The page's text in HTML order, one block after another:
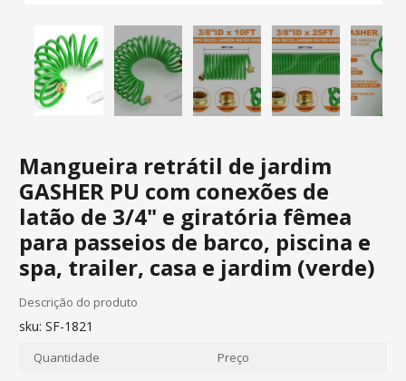
Mangueira retrátil de jardim
GASHER PU com conexões de
latão de 3/4" e giratória fêmea
para passeios de barco, piscina e
spa, trailer, casa e jardim (verde)
Descrição do produto
sku: SF-1821
Quantidade Preço